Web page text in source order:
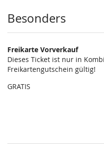
Besonders
Freikarte Vorverkauf
Dieses Ticket ist nur in
Freikartengutschein gültig!
GRATIS